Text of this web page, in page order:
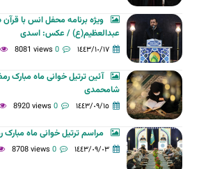
ویژه برنامه محفل انس با
عبدالعظیم(ع) / عکس: اسدی
١٤٤٣/١٠/١٧ 0 comments
8081 views
شامحمدی
١٤٤٣/٠٩/١٥ 0 comments
8920 views
مراسم ترتیل خوانی ماه
١٤٤٣/٠٩/٠٣ 0 comments
8708 views